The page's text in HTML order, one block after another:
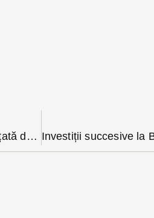
UPDATE: Alerta de trafic din Pasul Tihuța, anunțată după ninsoarea de azi noapte este păstrată deși carosabilul este degajat